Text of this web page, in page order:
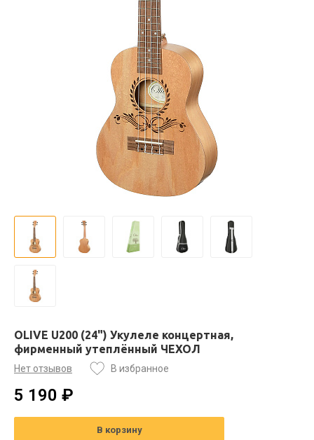
OLIVE U200 (24") Укулеле концертная,
фирменный утеплённый ЧЕХОЛ
Нет отзывов В избранное
5 190 ₽
В корзину